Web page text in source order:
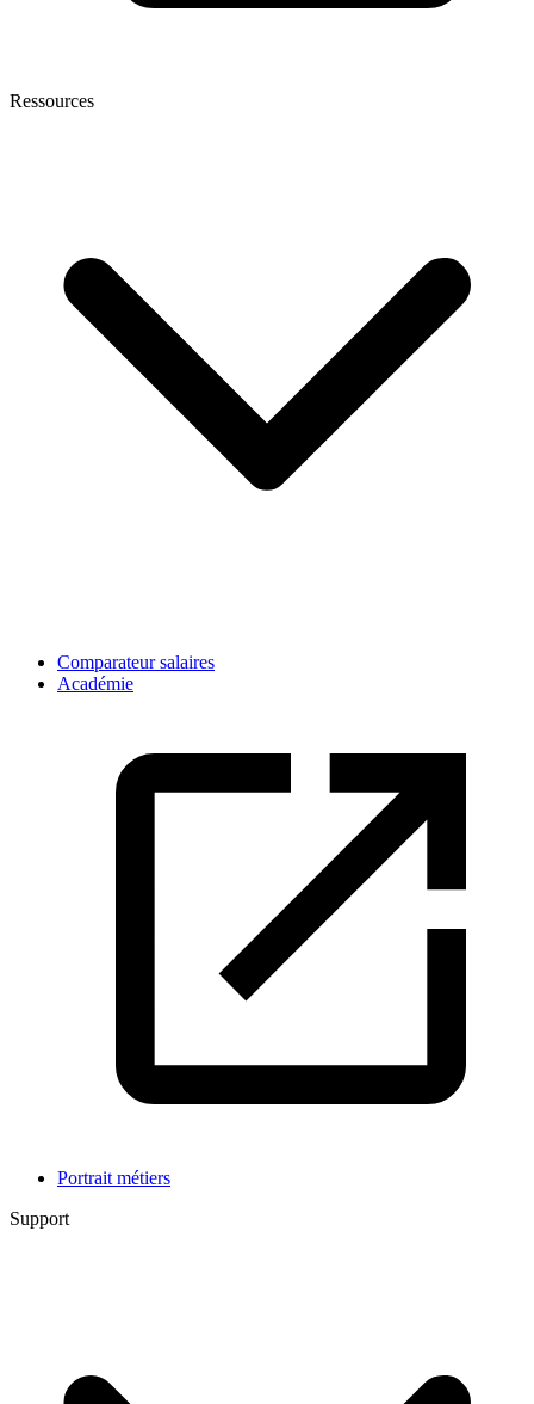
Ressources
Comparateur salaires
Académie
Portrait métiers
Support